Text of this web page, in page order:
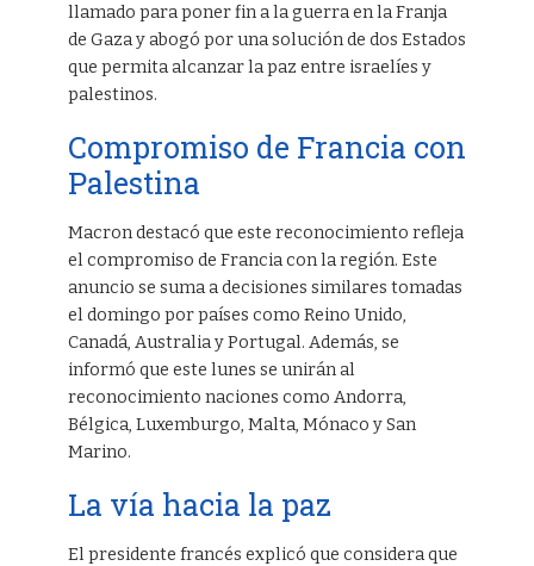
llamado para poner fin a la guerra en la Franja
de Gaza y abogó por una solución de dos Estados
que permita alcanzar la paz entre israelíes y
palestinos.
Compromiso de Francia con
Palestina
Macron destacó que este reconocimiento refleja
el compromiso de Francia con la región. Este
anuncio se suma a decisiones similares tomadas
el domingo por países como Reino Unido,
Canadá, Australia y Portugal. Además, se
informó que este lunes se unirán al
reconocimiento naciones como Andorra,
Bélgica, Luxemburgo, Malta, Mónaco y San
Marino.
La vía hacia la paz
El presidente francés explicó que considera que